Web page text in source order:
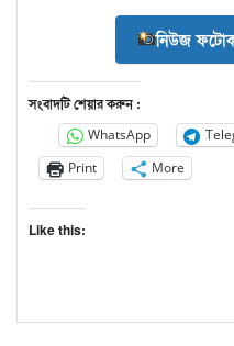
নিউজ
সংবাদটি শেয়ার করুন :
WhatsApp
Print
More
Like this: